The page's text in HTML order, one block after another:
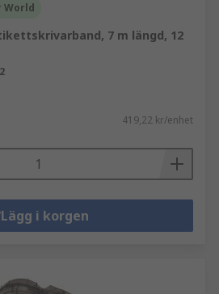
World
7 m längd, 12
419,22 kr/enhet
Lägg i korgen